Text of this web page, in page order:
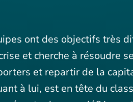
ont des objectifs très
et cherche à résoudre
et repartir de la
à lui, est en tête du